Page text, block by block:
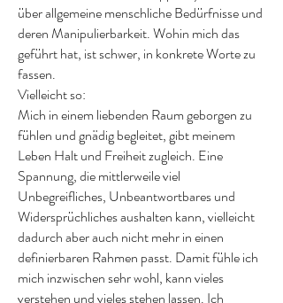
über allgemeine menschliche Bedürfnisse und
deren Manipulierbarkeit. Wohin mich das
geführt hat, ist schwer, in konkrete Worte zu
fassen.
Vielleicht so:
Mich in einem liebenden Raum geborgen zu
fühlen und gnädig begleitet, gibt meinem
Leben Halt und Freiheit zugleich. Eine
Spannung, die mittlerweile viel
Unbegreifliches, Unbeantwortbares und
Widersprüchliches aushalten kann, vielleicht
dadurch aber auch nicht mehr in einen
definierbaren Rahmen passt. Damit fühle ich
mich inzwischen sehr wohl, kann vieles
verstehen und vieles stehen lassen. Ich